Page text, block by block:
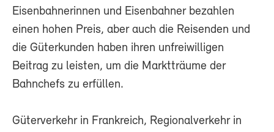
Eisenbahnerinnen und Eisenbahner bezahlen
einen hohen Preis, aber auch die Reisenden und
die Güterkunden haben ihren unfreiwilligen
Beitrag zu leisten, um die Marktträume der
Bahnchefs zu erfüllen.
Güterverkehr in Frankreich, Regionalverkehr in